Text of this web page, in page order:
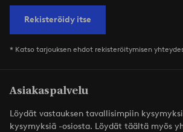
Rekisteröidy itse
* Katso tarjouksen ehdot rekisteröitymisen
Asiakaspalvelu
Löydät vastauksen tavallisimpiin
kysymyksiä -osiosta. Löydät täältä myös